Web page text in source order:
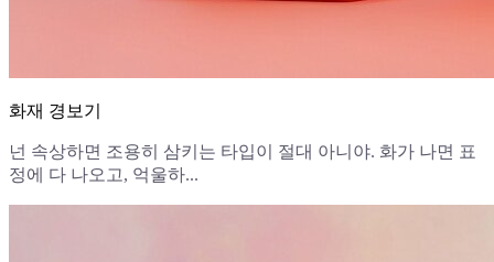
화재 경보기
넌 속상하면 조용히 삼키는 타입이 절대 아니야. 화가 나면 표
정에 다 나오고, 억울하...